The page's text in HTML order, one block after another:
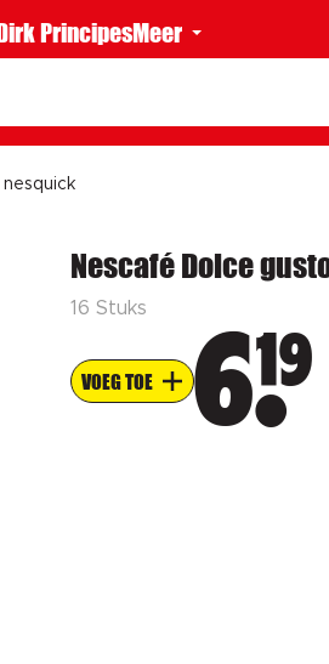
PrincipesMeer
Nescafé Dolce
16 Stuks
VOEG TOE 619